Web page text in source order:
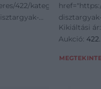
422/
figaro-kar
ekszerek-
Kikiáltási ár:
Aukció: